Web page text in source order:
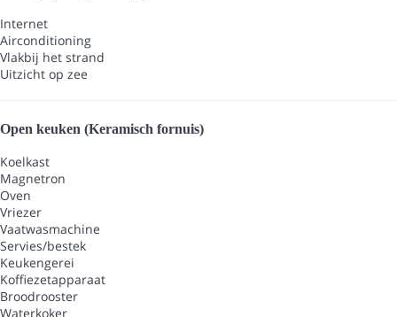
Internet
Airconditioning
Vlakbij het strand
Uitzicht op zee
Open keuken (Keramisch fornuis)
Koelkast
Magnetron
Oven
Vriezer
Vaatwasmachine
Servies/bestek
Keukengerei
Koffiezetapparaat
Broodrooster
Waterkoker